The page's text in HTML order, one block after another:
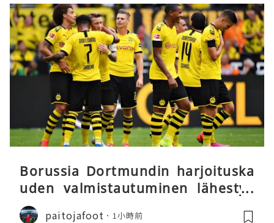
Borussia Dortmundin harjoituska
uden valmistautuminen lähestyy
päätöstään
paitojafoot 1小時前